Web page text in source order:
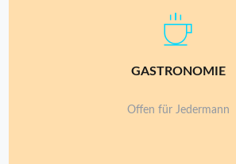
GASTRONOMIE
Offen für Jedermann
INHABER: BARAN ABDI
Küche und Service hervorragend.